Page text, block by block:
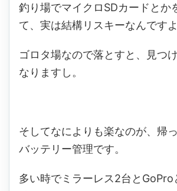
釣り場でマイクロSDカードとか
て、実は結構リスキーなんですよ
ゴロタ場なので落とすと、見つ
なりますし。
そしてなによりも楽なのが、帰
バッテリー管理です。
多い時でミラーレス2台とGoPro